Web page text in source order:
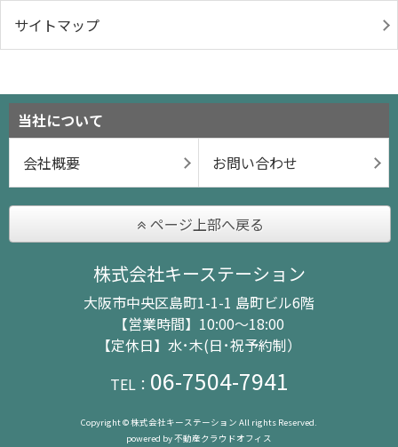
サイトマップ
当社について
会社概要
お問い合わせ
ページ上部へ戻る
株式会社キーステーション
大阪市中央区島町1-1-1 島町ビル6階
【営業時間】10:00～18:00
【定休日】水･木(日･祝予約制）
TEL： 06-7504-7941
Copyright © 株式会社キーステーション All rights Reserved.
powered by 不動産クラウドオフィス